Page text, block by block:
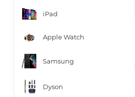
iPad
Apple Watch
Samsung
Dyson